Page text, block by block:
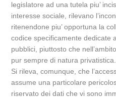
legislatore ad una tutela piu’
interesse sociale, rilevano
ritenendone piu’ opportuna la
codice specificamente dedicate
pubblici, piuttosto che
pur sempre di natura privatistica.
Si rileva, comunque, che
assume una particolare
riservato dei dati che vi sono